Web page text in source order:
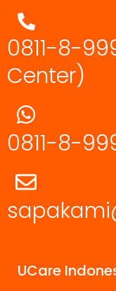
0811-8-
Center)
0811-8-
UCare